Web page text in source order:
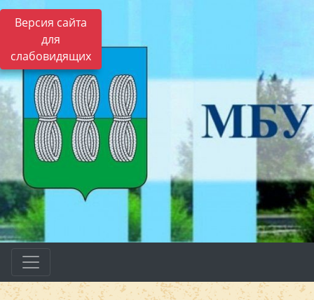
Версия сайта
для
слабовидящих